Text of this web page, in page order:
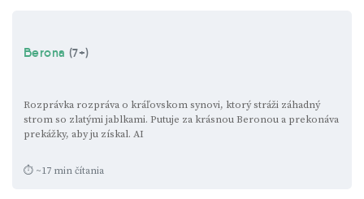
Berona (7+)
Rozprávka rozpráva o kráľovskom synovi, ktorý stráži záhadný
strom so zlatými jablkami. Putuje za krásnou Beronou a prekonáva
prekážky, aby ju získal. AI
⏱ ~17 min čítania